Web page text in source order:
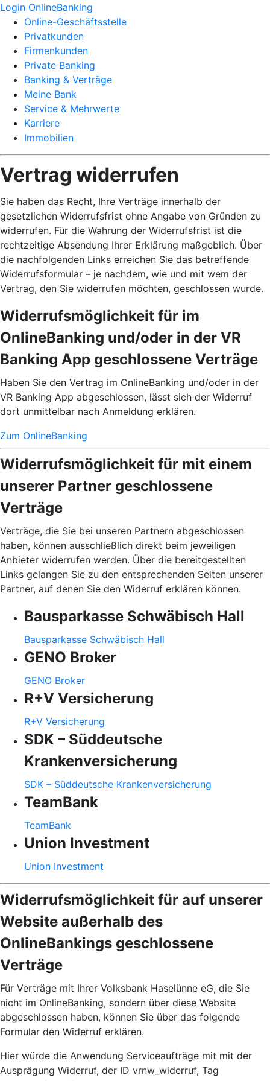
Login OnlineBanking
Online-Geschäftsstelle
Privatkunden
Firmenkunden
Private Banking
Banking & Verträge
Meine Bank
Service & Mehrwerte
Karriere
Immobilien
Vertrag widerrufen
Sie haben das Recht, Ihre Verträge innerhalb der
gesetzlichen Widerrufsfrist ohne Angabe von Gründen zu
widerrufen. Für die Wahrung der Widerrufsfrist ist die
rechtzeitige Absendung Ihrer Erklärung maßgeblich. Über
die nachfolgenden Links erreichen Sie das betreffende
Widerrufsformular – je nachdem, wie und mit wem der
Vertrag, den Sie widerrufen möchten, geschlossen wurde.
Widerrufsmöglichkeit für im
OnlineBanking und/oder in der VR
Banking App geschlossene Verträge
Haben Sie den Vertrag im OnlineBanking und/oder in der
VR Banking App abgeschlossen, lässt sich der Widerruf
dort unmittelbar nach Anmeldung erklären.
Zum OnlineBanking
Widerrufsmöglichkeit für mit einem
unserer Partner geschlossene
Verträge
Verträge, die Sie bei unseren Partnern abgeschlossen
haben, können ausschließlich direkt beim jeweiligen
Anbieter widerrufen werden. Über die bereitgestellten
Links gelangen Sie zu den entsprechenden Seiten unserer
Partner, auf denen Sie den Widerruf erklären können.
Bausparkasse Schwäbisch Hall
Bausparkasse Schwäbisch Hall
GENO Broker
GENO Broker
R+V Versicherung
R+V Versicherung
SDK – Süddeutsche
Krankenversicherung
SDK – Süddeutsche Krankenversicherung
TeamBank
TeamBank
Union Investment
Union Investment
Widerrufsmöglichkeit für auf unserer
Website außerhalb des
OnlineBankings geschlossene
Verträge
Für Verträge mit Ihrer Volksbank Haselünne eG, die Sie
nicht im OnlineBanking, sondern über diese Website
abgeschlossen haben, können Sie über das folgende
Formular den Widerruf erklären.
Hier würde die Anwendung Serviceaufträge mit mit der
Ausprägung Widerruf, der ID vrnw_widerruf, Tag